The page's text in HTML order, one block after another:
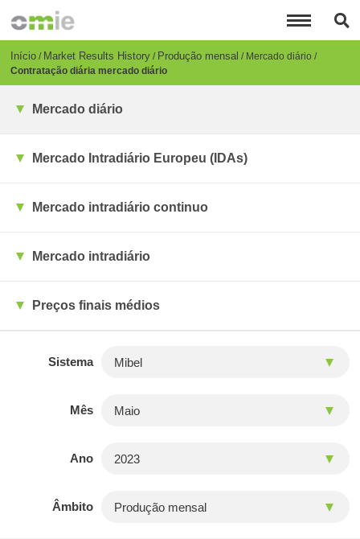
para
conteúdo
principal
Breadcrumb
Início Market Results History Produção mensal
Mercado diário
Contratação diária mercado diário
Mercado diário
Mercado Intradiário Europeu (IDAs)
Mercado intradiário continuo
Mercado intradiário
Preços finais médios
Sistema
Mês
Ano
Âmbito